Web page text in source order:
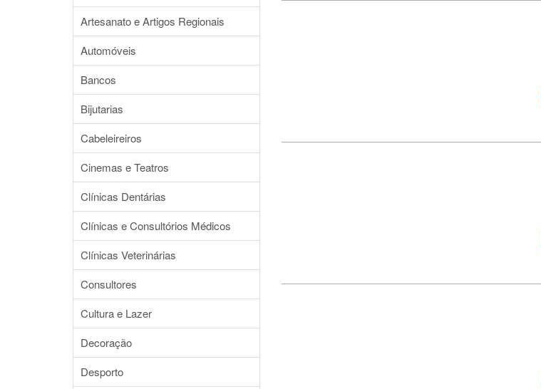
Artesanato e Artigos Regionais
Automóveis
Bancos
Bijutarias
Cabeleireiros
Cinemas e Teatros
Clínicas Dentárias
Clínicas e Consultórios Médicos
Clínicas Veterinárias
Consultores
Cultura e Lazer
Decoração
Desporto